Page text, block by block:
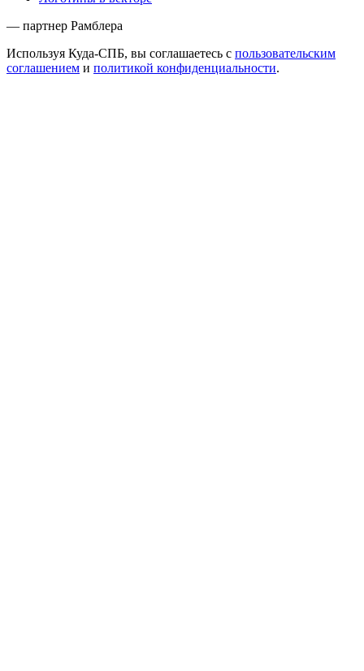
— партнер Рамблера
Используя Куда-СПБ, вы соглашаетесь с пользовательским
соглашением и политикой конфиденциальности.